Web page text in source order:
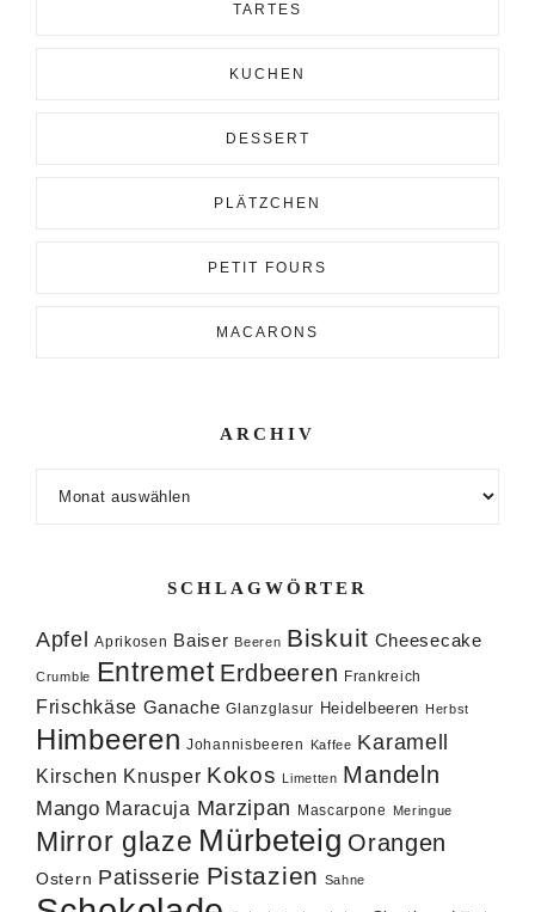
TARTES
KUCHEN
DESSERT
PLÄTZCHEN
PETIT FOURS
MACARONS
ARCHIV
SCHLAGWÖRTER
Apfel Aprikosen Baiser Beeren Biskuit Cheesecake
Crumble Entremet Erdbeeren Frankreich
Frischkäse Ganache Glanzglasur Heidelbeeren Herbst
Himbeeren Johannisbeeren Kaffee Karamell
Kirschen Knusper Kokos Limetten Mandeln
Mango Maracuja Marzipan Mascarpone Meringue
Mirror glaze Mürbeteig Orangen
Ostern Patisserie Pistazien Sahne